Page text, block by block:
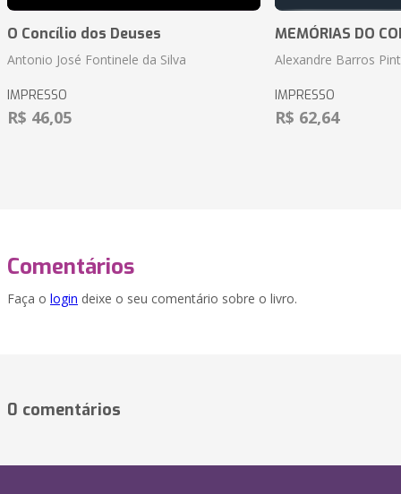
O Concílio dos Deuses
Antonio José Fontinele da Silva
IMPRESSO
R$ 46,05
MEMÓRIAS DO
Alexandre Barros
IMPRESSO
R$ 62,64
Comentários
Faça o login deixe o seu comentário sobre o livro.
0 comentários